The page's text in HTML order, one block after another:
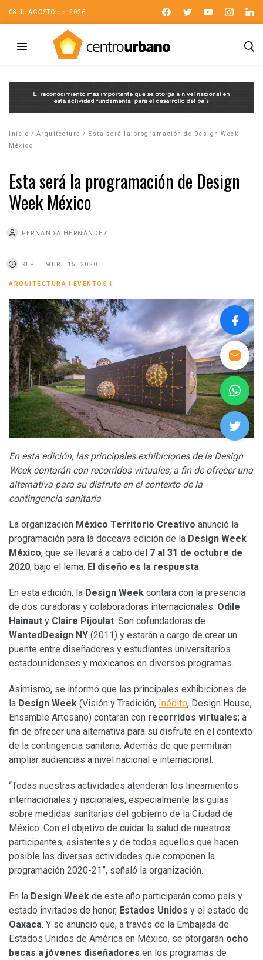
08 de AGOSTO del 2026
Inicio / Arquitectura /
Esta será la programación de Design Week
México
Esta será la programación de Design
Week México
FERNANDA HERNÁNDEZ
SEPTIEMBRE 15, 2020
ARQUITECTURA EVENTOS
En esta edición, las principales exhibiciones de la Design
Week contarán con recorridos virtuales; a fin de ofrecer una
alternativa para su disfrute en el contexto de la
contingencia sanitaria
La organización México Territorio Creativo anunció la
programación para la doceava edición de la Design Week
México, que se llevará a cabo del 7 al 31 de octubre de
2020, bajo el lema: El diseño es la respuesta.
En esta edición, la Design Week contará con la presencia
de dos curadoras y colaboradoras internacionales: Odile
Hainaut y Claire Pijoulat. Son cofundadoras de
WantedDesign NY (2011) y estarán a cargo de crear un
puente entre diseñadores y estudiantes universitarios
estadounidenses y mexicanos en diversos programas.
Asimismo, se informó que las principales exhibiciones de
la Design Week (Visión y Tradición, Inédito, Design House,
Ensamble Artesano) contarán con recorridos virtuales; a
fin de ofrecer una alternativa para su disfrute en el contexto
de la contingencia sanitaria. Además de que permitirán
ampliar audiencias a nivel nacional e internacional.
“Todas nuestras actividades atenderán los lineamientos
internacionales y nacionales, especialmente las guías
sobre medidas sanitarias del gobierno de la Ciudad de
México. Con el objetivo de cuidar la salud de nuestros
participantes, asistentes y de todos aquellos que hacen
posible las diversas actividades que componen la
programación 2020-21”, señaló la organización.
En la Design Week de este año participarán como país y
estado invitados de honor, Estados Unidos y el estado de
Oaxaca. Y se anunció que, a través de la Embajada de
Estados Unidos de América en México, se otorgarán ocho
becas a jóvenes diseñadores en los programas de